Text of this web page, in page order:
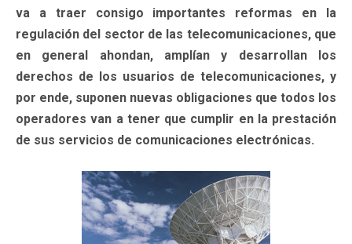
va a traer consigo importantes reformas en la
regulación del sector de las telecomunicaciones, que
en general ahondan, amplían y desarrollan los
derechos de los usuarios de telecomunicaciones, y
por ende, suponen nuevas obligaciones que todos los
operadores van a tener que cumplir en la prestación
de sus servicios de comunicaciones electrónicas.